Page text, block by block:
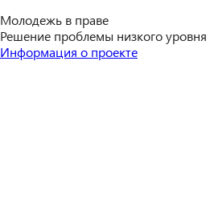
Молодежь в праве
Решение проблемы низкого
Информация о проекте